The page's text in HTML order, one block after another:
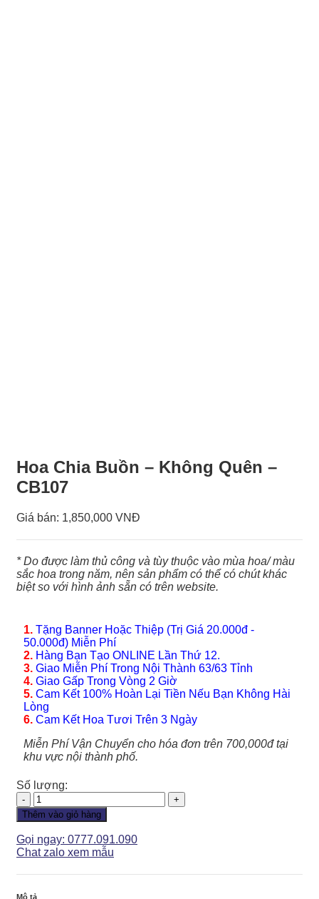
Hoa Chia Buồn – Không Quên –
CB107
Giá bán: 1,850,000 VNĐ
* Do được làm thủ công và tùy thuộc vào mùa hoa/ màu
sắc hoa trong năm, nên sản phẩm có thể có chút khác
biệt so với hình ảnh sẵn có trên website.
1. Tặng Banner Hoặc Thiệp (Trị Giá 20.000đ -
50.000đ) Miễn Phí
2. Hàng Bạn Tạo ONLINE Lần Thứ 12.
3. Giao Miễn Phí Trong Nội Thành 63/63 Tỉnh
4. Giao Gấp Trong Vòng 2 Giờ
5. Cam Kết 100% Hoàn Lại Tiền Nếu Bạn Không Hài
Lòng
6. Cam Kết Hoa Tươi Trên 3 Ngày
Miễn Phí Vận Chuyển cho hóa đơn trên 700,000đ tại
khu vực nội thành phố.
Số lượng:
Hoa
Chia
Buồn
-
Không
Quên
-
Thêm vào giỏ hàng
Gọi ngay: 0777.091.090
Chat zalo xem mẫu
Mô tả